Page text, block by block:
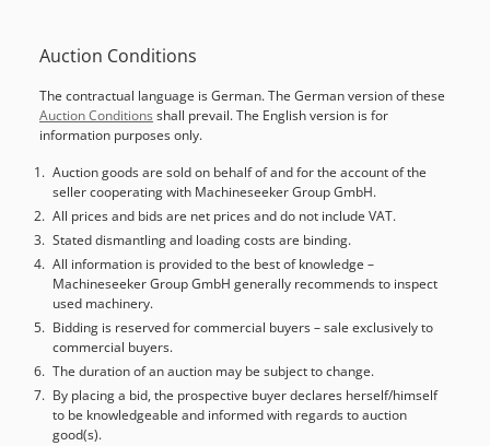
Auction Conditions
The contractual language is German. The German version of these
Auction Conditions shall prevail. The English version is for
information purposes only.
Auction goods are sold on behalf of and for the account of the
seller cooperating with Machineseeker Group GmbH.
All prices and bids are net prices and do not include VAT.
Stated dismantling and loading costs are binding.
All information is provided to the best of knowledge –
Machineseeker Group GmbH generally recommends to inspect
used machinery.
Bidding is reserved for commercial buyers – sale exclusively to
commercial buyers.
The duration of an auction may be subject to change.
By placing a bid, the prospective buyer declares herself/himself
to be knowledgeable and informed with regards to auction
good(s).